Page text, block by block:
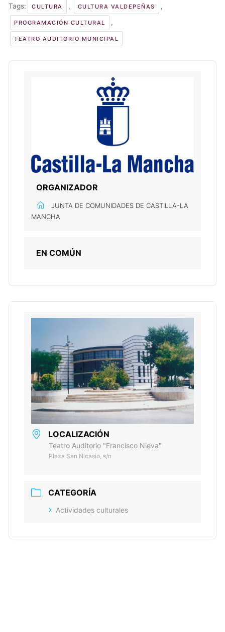
Tags: CULTURA , CULTURA VALDEPEÑAS ,
PROGRAMACIÓN CULTURAL ,
TEATRO AUDITORIO MUNICIPAL
ORGANIZADOR
JUNTA DE COMUNIDADES DE CASTILLA-LA
MANCHA
EN COMÚN
LOCALIZACIÓN
Teatro Auditorio "Francisco Nieva"
Plaza San Nicasio, s/n
CATEGORÍA
Actividades culturales